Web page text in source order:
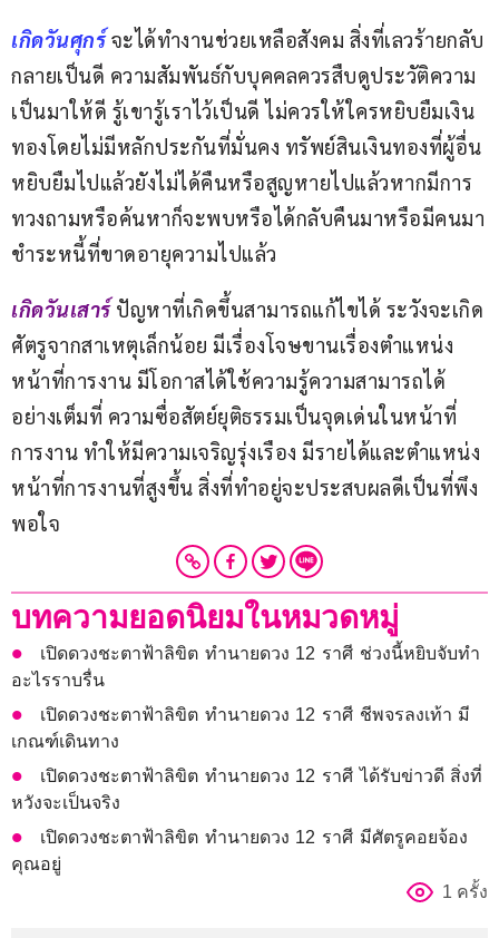
เกิดวันศุกร์ จะได้ทำงานช่วยเหลือสังคม สิ่งที่เลวร้ายกลับ
กลายเป็นดี ความสัมพันธ์กับบุคคลควรสืบดูประวัติความ
เป็นมาให้ดี รู้เขารู้เราไว้เป็นดี ไม่ควรให้ใครหยิบยืมเงิน
ทองโดยไม่มีหลักประกันที่มั่นคง ทรัพย์สินเงินทองที่ผู้อื่น
หยิบยืมไปแล้วยังไม่ได้คืนหรือสูญหายไปแล้วหากมีการ
ทวงถามหรือค้นหาก็จะพบหรือได้กลับคืนมาหรือมีคนมา
ชำระหนี้ที่ขาดอายุความไปแล้ว
เกิดวันเสาร์ ปัญหาที่เกิดขึ้นสามารถแก้ไขได้ ระวังจะเกิด
ศัตรูจากสาเหตุเล็กน้อย มีเรื่องโจษขานเรื่องตำแหน่ง
หน้าที่การงาน มีโอกาสได้ใช้ความรู้ความสามารถได้
อย่างเต็มที่ ความซื่อสัตย์ยุติธรรมเป็นจุดเด่นในหน้าที่
การงาน ทำให้มีความเจริญรุ่งเรือง มีรายได้และตำแหน่ง
หน้าที่การงานที่สูงขึ้น สิ่งที่ทำอยู่จะประสบผลดีเป็นที่พึง
พอใจ
บทความยอดนิยมในหมวดหมู่
เปิดดวงชะตาฟ้าลิขิต ทำนายดวง 12 ราศี ช่วงนี้หยิบจับทำ
อะไรราบรื่น
เปิดดวงชะตาฟ้าลิขิต ทำนายดวง 12 ราศี ชีพจรลงเท้า มี
เกณฑ์เดินทาง
เปิดดวงชะตาฟ้าลิขิต ทำนายดวง 12 ราศี ได้รับข่าวดี สิ่งที่
หวังจะเป็นจริง
เปิดดวงชะตาฟ้าลิขิต ทำนายดวง 12 ราศี มีศัตรูคอยจ้อง
คุณอยู่
1 ครั้ง